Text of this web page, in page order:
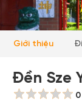
Giới thiệu
Đền Sze